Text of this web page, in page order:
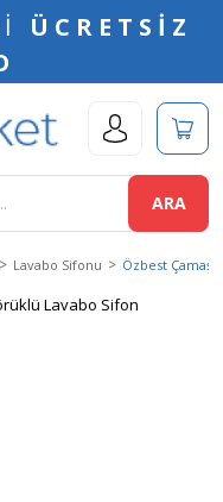
ÜCRETSİZ
ARA
Lavabo Sifonu Özbest